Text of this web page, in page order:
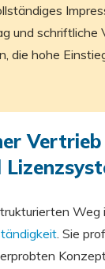
und schriftliche
die hohe
Weg
. Sie